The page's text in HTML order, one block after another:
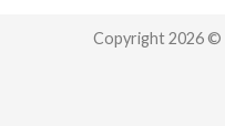
Copyright 2026 ©